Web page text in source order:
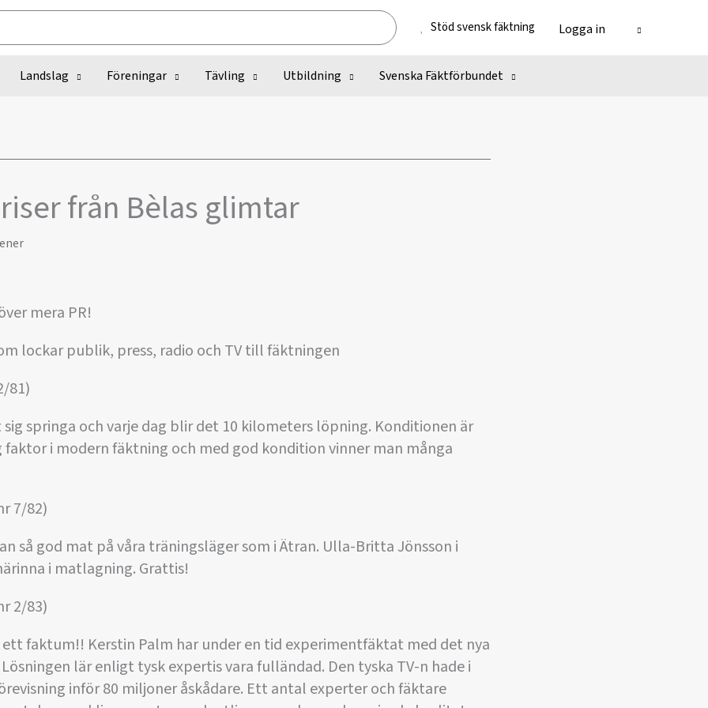
Stöd svensk fäktning Logga in
Landslag Föreningar Tävling Utbildning Svenska Fäktförbundet
från Bèlas glimtar
mera PR!
lockar publik, press, radio och TV till fäktningen
81)
springa och varje dag blir det 10 kilometers löpning. Konditionen är
i modern fäktning och med god kondition vinner man många
7/82)
så god mat på våra träningsläger som i Ätran. Ulla-Britta Jönsson i
i matlagning. Grattis!
2/83)
är ett faktum!! Kerstin Palm har under en tid experimentfäktat med det nya
Lösningen lär enligt tysk expertis vara fulländad. Den tyska TV-n hade i
inför 80 miljoner åskådare. Ett antal experter och fäktare